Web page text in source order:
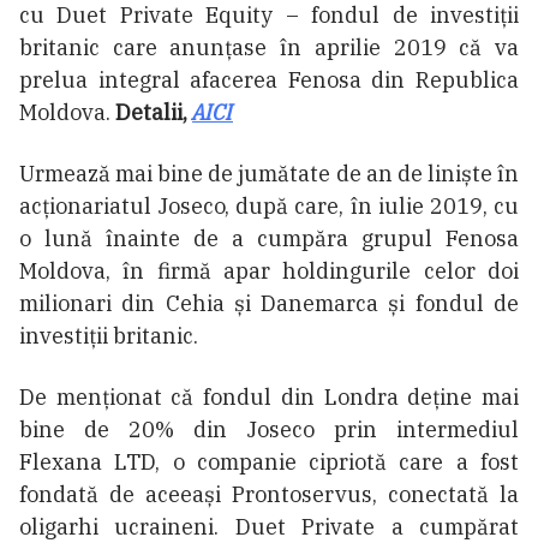
cu Duet Private Equity – fondul de investiții
britanic care anunțase în aprilie 2019 că va
prelua integral afacerea Fenosa din Republica
Moldova. Detalii,AICI
Urmează mai bine de jumătate de an de liniște în
acționariatul Joseco, după care, în iulie 2019, cu
o lună înainte de a cumpăra grupul Fenosa
Moldova, în firmă apar holdingurile celor doi
milionari din Cehia și Danemarca și fondul de
investiții britanic.
De menționat că fondul din Londra deține mai
bine de 20% din Joseco prin intermediul
Flexana LTD, o companie cipriotă care a fost
fondată de aceeași Prontoservus, conectată la
oligarhi ucraineni. Duet Private a cumpărat